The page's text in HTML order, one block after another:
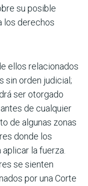
su posible
los derechos
ellos relacionados
sin orden judicial;
ser otorgado
de cualquier
de algunas zonas
donde los
la fuerza.
se sienten
por una Corte